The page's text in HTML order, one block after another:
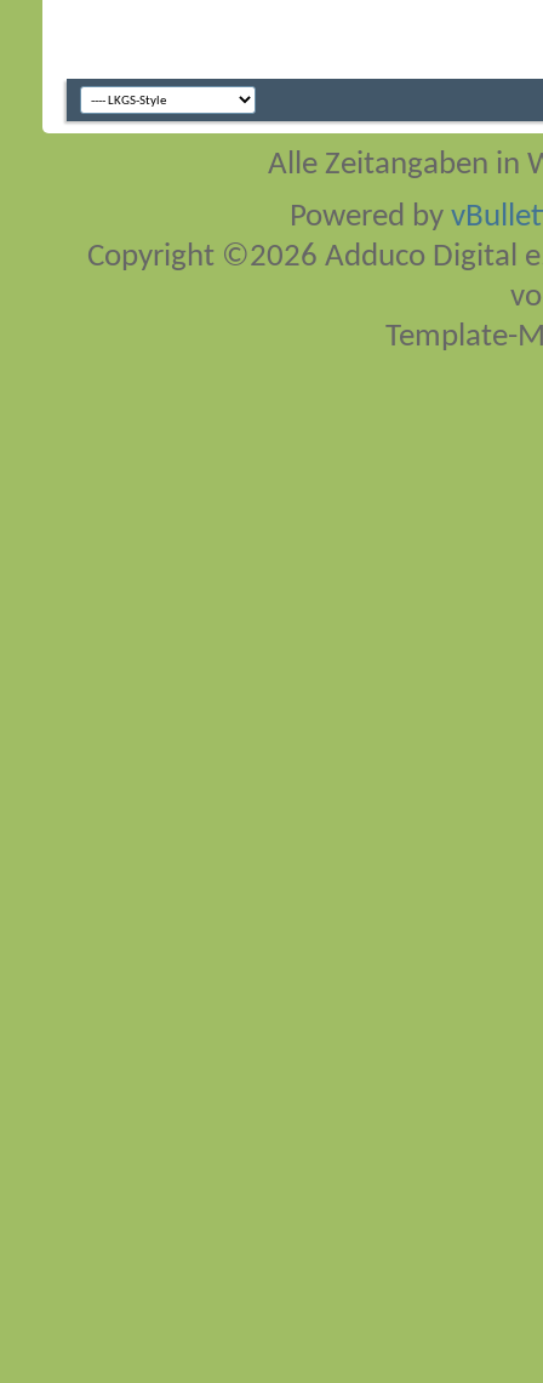
Alle Zeitangaben in
Powered by
Copyright ©2026 Adduco Digital
Template-